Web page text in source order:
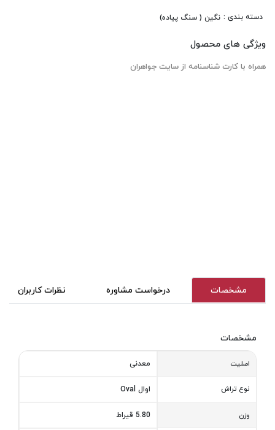
دسته بندی : نگین ( سنگ پیاده)
ویژگی های محصول
همراه با کارت شناسنامه از سایت جواهران
مشخصات درخواست مشاوره نظرات کاربران
مشخصات
اصلیت معدنی
نوع تراش اوال Oval
وزن 5.80 قیراط